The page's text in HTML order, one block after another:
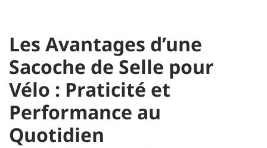
Les Avantages d’une
Sacoche de Selle pour
Vélo : Praticité et
Performance au
Quotidien